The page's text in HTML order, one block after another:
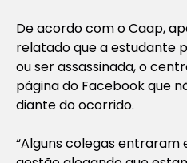
De acordo com o Caap,
relatado que a estudante
ou ser assassinada, o
página do Facebook que
diante do ocorrido.
“Alguns colegas